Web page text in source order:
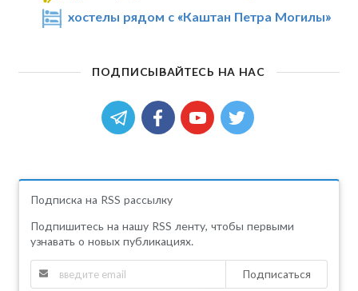
хостелы рядом с «Каштан Петра Могилы»
ПОДПИСЫВАЙТЕСЬ НА НАС
Подписка на RSS рассылку
Подпишитесь на нашу RSS ленту, чтобы первыми
узнавать о новых публикациях.
Подписаться